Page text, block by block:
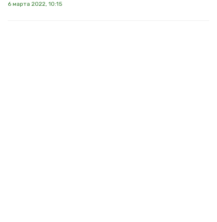
6 марта 2022, 10:15